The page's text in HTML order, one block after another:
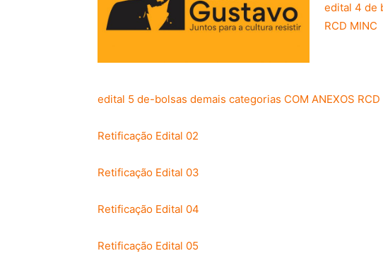
edital 4 de
RCD MINC
edital 5 de-bolsas demais categorias COM ANEXOS
Retificação Edital 02
Retificação Edital 03
Retificação Edital 04
Retificação Edital 05